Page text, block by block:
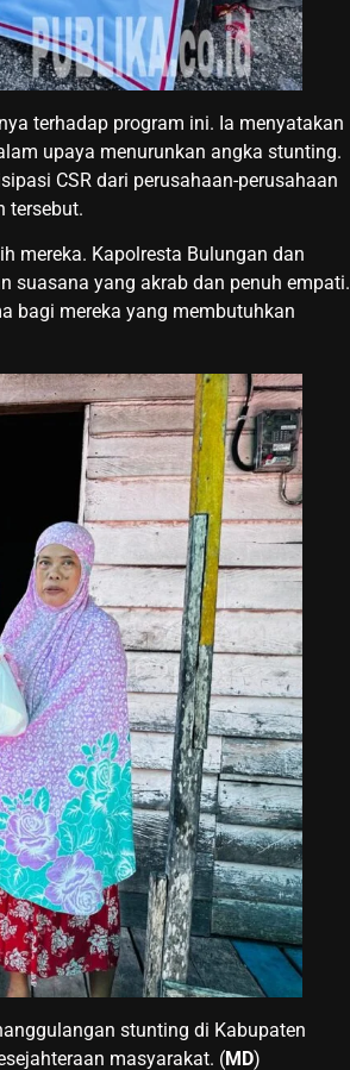
terhadap program ini. Ia menyatakan
upaya menurunkan angka stunting.
CSR dari perusahaan-perusahaan
tersebut.
mereka. Kapolresta Bulungan dan
suasana yang akrab dan penuh empati.
bagi mereka yang membutuhkan
stunting di Kabupaten
masyarakat. (MD)